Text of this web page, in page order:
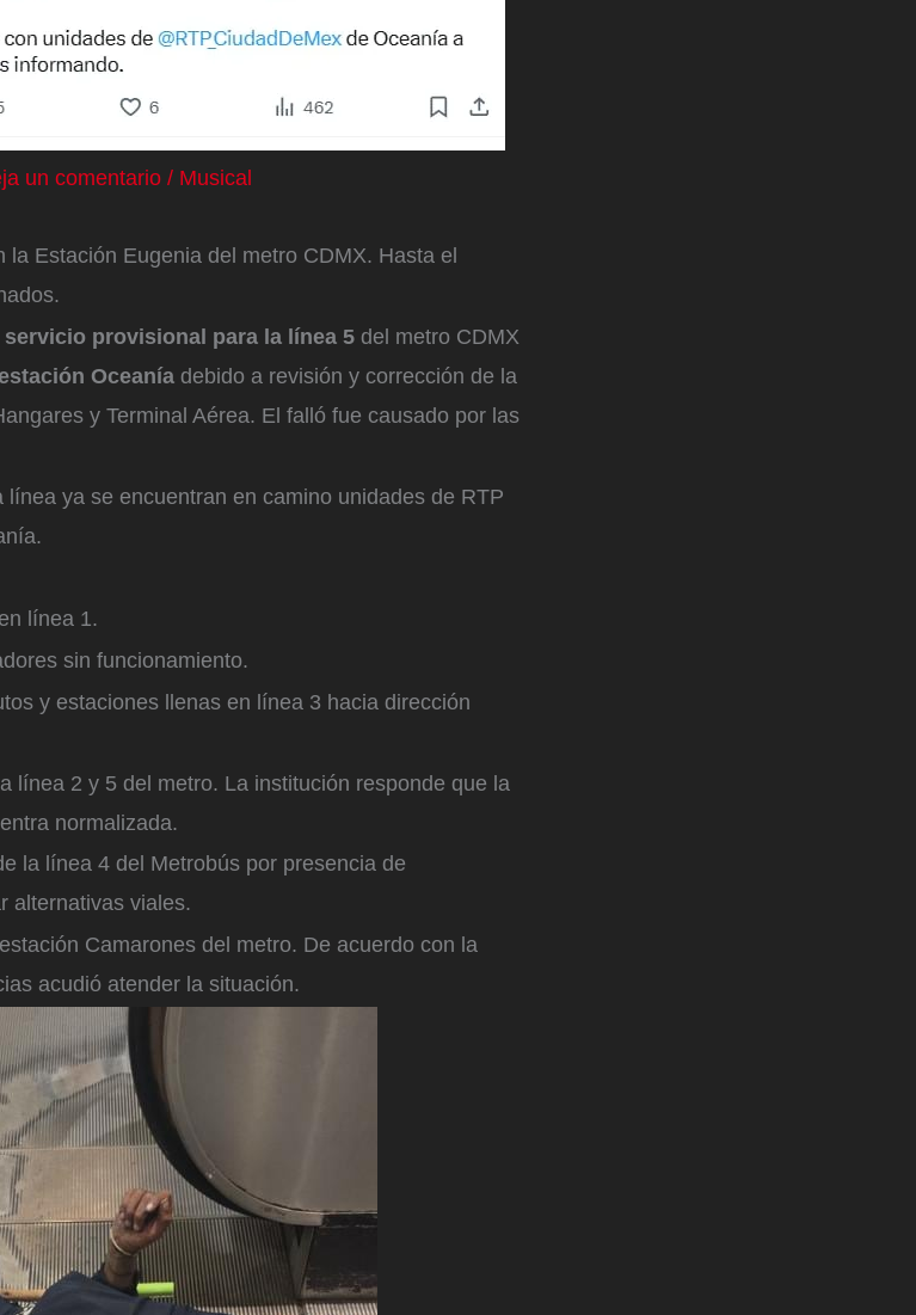
un comentario / Musical
Estación Eugenia del metro CDMX. Hasta el
servicio provisional para la línea 5 del metro CDMX
Oceanía debido a revisión y corrección de la
y Terminal Aérea. El falló fue causado por las
ya se encuentran en camino unidades de RTP
línea 1.
sin funcionamiento.
y estaciones llenas en línea 3 hacia dirección
línea 2 y 5 del metro. La institución responde que la
normalizada.
la línea 4 del Metrobús por presencia de
alternativas viales.
Camarones del metro. De acuerdo con la
acudió atender la situación.